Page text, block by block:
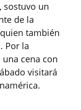
sostuvo un
de la
también
Por la
cena con
visitará